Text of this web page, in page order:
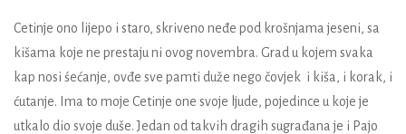
Cetinje ono lijepo i staro, skriveno neđe pod krošnjama jeseni, sa
kišama koje ne prestaju ni ovog novembra. Grad u kojem svaka
kap nosi śećanje, ovđe sve pamti duže nego čovjek i kiša, i korak, i
ćutanje. Ima to moje Cetinje one svoje ljude, pojedince u koje je
utkalo dio svoje duše. Jedan od takvih dragih sugrađana je i Pajo